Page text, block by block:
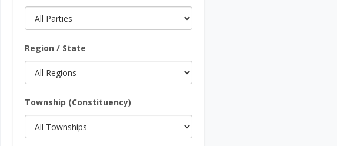
Region / State
Township (Constituency)